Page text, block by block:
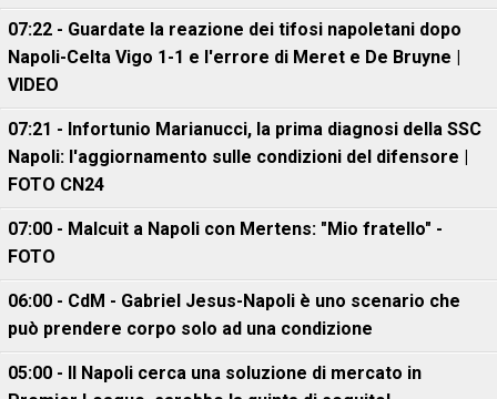
07:22 - Guardate la reazione dei tifosi napoletani dopo
Napoli-Celta Vigo 1-1 e l'errore di Meret e De Bruyne |
VIDEO
07:21 - Infortunio Marianucci, la prima diagnosi della SSC
Napoli: l'aggiornamento sulle condizioni del difensore |
FOTO CN24
07:00 - Malcuit a Napoli con Mertens: "Mio fratello" -
FOTO
06:00 - CdM - Gabriel Jesus-Napoli è uno scenario che
può prendere corpo solo ad una condizione
05:00 - Il Napoli cerca una soluzione di mercato in